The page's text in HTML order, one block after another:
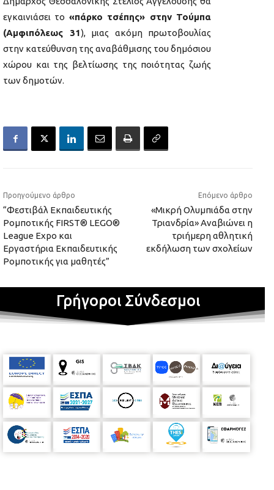
εγκαινιάσει το «πάρκο τσέπης» στην Τούμπα
(Αμφιπόλεως 31), μιας ακόμη πρωτοβουλίας
στην κατεύθυνση της αναβάθμισης του δημόσιου
χώρου και της βελτίωσης της ποιότητας ζωής
των δημοτών.
Προηγούμενο άρθρο
“Φεστιβάλ Εκπαιδευτικής
Ρομποτικής FIRST® LEGO®
League Expo και
Εργαστήρια Εκπαιδευτικής
Ρομποτικής για μαθητές”
Επόμενο άρθρο
«Μικρή Ολυμπιάδα στην
Τριανδρία» Αναβιώνει η
τριήμερη αθλητική
εκδήλωση των σχολείων
Γρήγοροι Σύνδεσμοι